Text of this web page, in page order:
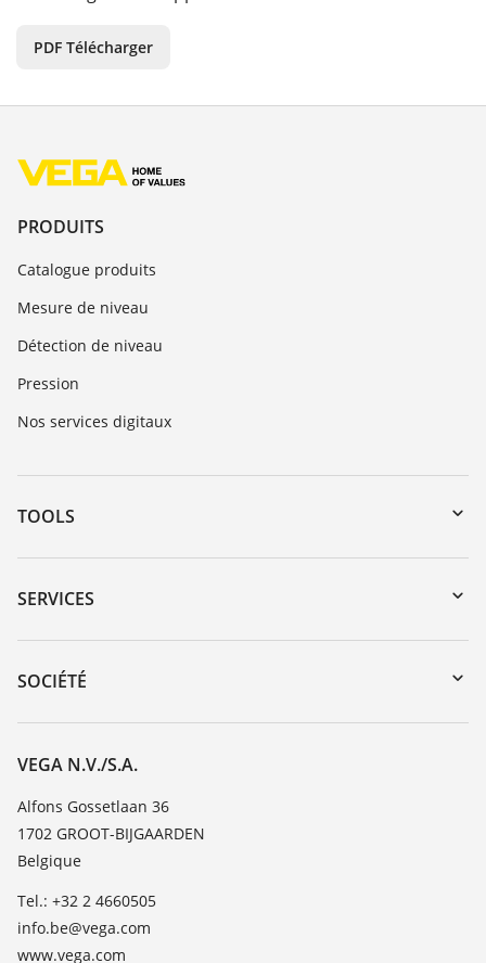
PDF Télécharger
PRODUITS
Catalogue produits
Mesure de niveau
Détection de niveau
Pression
Nos services digitaux
TOOLS
Téléchargements
Recherche par numéro de série
DTM Collection/PACTware
SERVICES
Retour d'appareil
Formations
TeamViewer
SOCIÉTÉ
Carrière
À propos de VEGA
Contact
News
Presse
Blog
VEGA N.V./S.A.
Alfons Gossetlaan 36
1702 GROOT-BIJGAARDEN
Belgique
Tel.: +32 2 4660505
info.be@vega.com
www.vega.com